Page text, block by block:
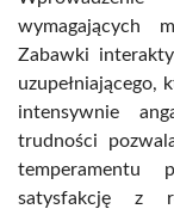
wymagających
Zabawki
uzupełniającego,
intensywnie
trudności
temperamentu
satysfakcję z